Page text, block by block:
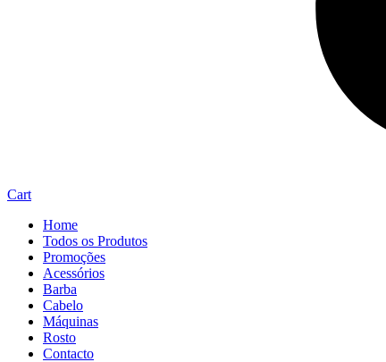
Cart
Home
Todos os Produtos
Promoções
Acessórios
Barba
Cabelo
Máquinas
Rosto
Contacto